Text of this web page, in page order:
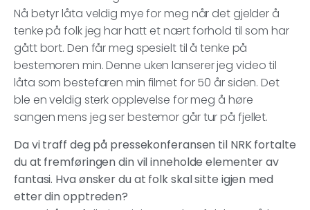
Nå betyr låta veldig mye for meg når det gjelder å
tenke på folk jeg har hatt et nært forhold til som har
gått bort. Den får meg spesielt til å tenke på
bestemoren min. Denne uken lanserer jeg video til
låta som bestefaren min filmet for 50 år siden. Det
ble en veldig sterk opplevelse for meg å høre
sangen mens jeg ser bestemor går tur på fjellet.
Da vi traff deg på pressekonferansen til NRK fortalte
du at fremføringen din vil inneholde elementer av
fantasi. Hva ønsker du at folk skal sitte igjen med
etter din opptreden?